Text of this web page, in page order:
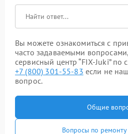
Вы можете ознакомиться с
часто задаваемыми
сервисный центр “FIX-Juki” по
+7 (800) 301-55-83 если не
вопрос.
Общие
Вопросы по